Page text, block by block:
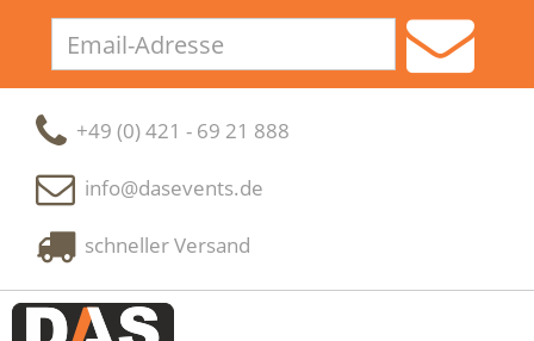
Adresse
+49 (0) 421 - 69 21 888
info@dasevents.de
schneller Versand